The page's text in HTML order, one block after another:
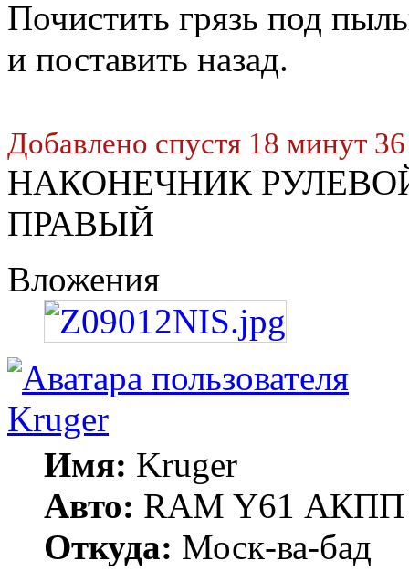
Почистить грязь под
и поставить назад.
Добавлено спустя 18 минут
НАКОНЕЧНИК
ПРАВЫЙ
Вложения
Kruger
Имя: Kruger
Авто: RAM Y61 АКПП
Откуда: Моск-ва-бад